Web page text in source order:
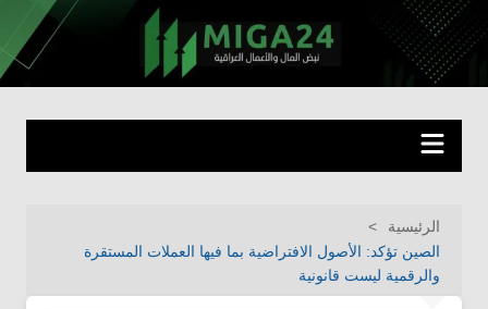
التجاوز
إلى
المحتوى
miga24.com نبض المال والأعمال العراقية
الرئيسية
الصين تؤكد: الأصول الافتراضية بما فيها العملات المستقرة
والرقمية ليست قانونية